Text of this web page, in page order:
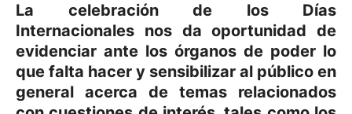
La celebración de los Días
Internacionales nos da oportunidad de
evidenciar ante los órganos de poder lo
que falta hacer y sensibilizar al público en
general acerca de temas relacionados